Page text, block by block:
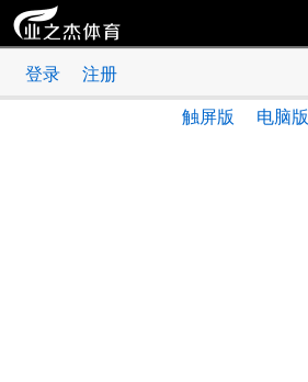
登录 注册
触屏版
电脑版